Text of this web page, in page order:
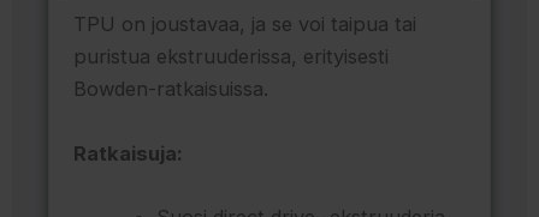
TPU on joustavaa, ja se voi taipua tai
puristua ekstruuderissa, erityisesti
Bowden-ratkaisuissa.
Ratkaisuja: